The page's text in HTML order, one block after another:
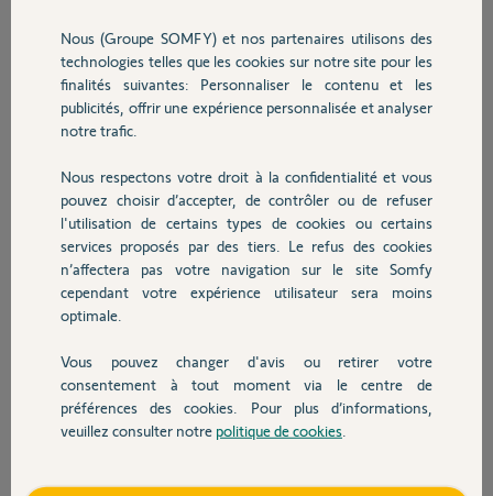
Sécurité
Domotique
Chauffage
Autres produits
Devis avec un pro
Contact
mode. Pourriez vous nous éclairer.
Morgane W.
il y a presque 6 ans
Réponses
Bonjour
être en ajoutant un deuxième moniteur de type V400 mais à confirmer).
Bonne journée !
il y a presque 6 ans
Nous (Groupe SOMFY) et nos partenaires utilisons des
technologies telles que les cookies sur notre site pour les
finalités suivantes: Personnaliser le contenu et les
publicités, offrir une expérience personnalisée et analyser
notre trafic.
Nous respectons votre droit à la confidentialité et vous
pouvez choisir d’accepter, de contrôler ou de refuser
l'utilisation de certains types de cookies ou certains
services proposés par des tiers. Le refus des cookies
n’affectera pas votre navigation sur le site Somfy
cependant votre expérience utilisateur sera moins
optimale.
Vous pouvez changer d'avis ou retirer votre
consentement à tout moment via le centre de
préférences des cookies. Pour plus d’informations,
veuillez consulter notre politique de cookies